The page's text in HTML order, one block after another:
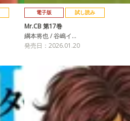
電子版 試し読み
Mr.CB 第17巻
綱本将也 / 谷嶋イ…
発売日：2026.01.20